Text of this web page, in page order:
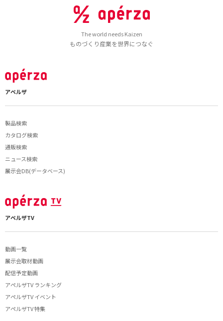
The world needs Kaizen
ものづくり産業を世界につなぐ
アペルザ
製品検索
カタログ検索
通販検索
ニュース検索
展示会DB(データベース)
アペルザTV
動画一覧
展示会取材動画
配信予定動画
アペルザTV ランキング
アペルザTV イベント
アペルザTV 特集